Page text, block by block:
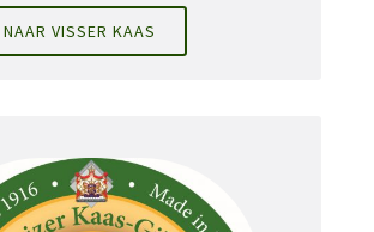
NAAR VISSER KAAS